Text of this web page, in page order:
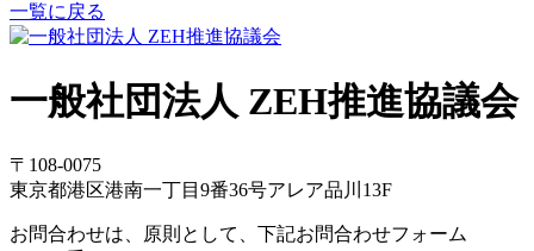
一覧に戻る
一般社団法人 ZEH推進協議会
〒108-0075
東京都港区港南一丁目9番36号アレア品川13F
お問合わせは、原則として、下記お問合わせフォーム